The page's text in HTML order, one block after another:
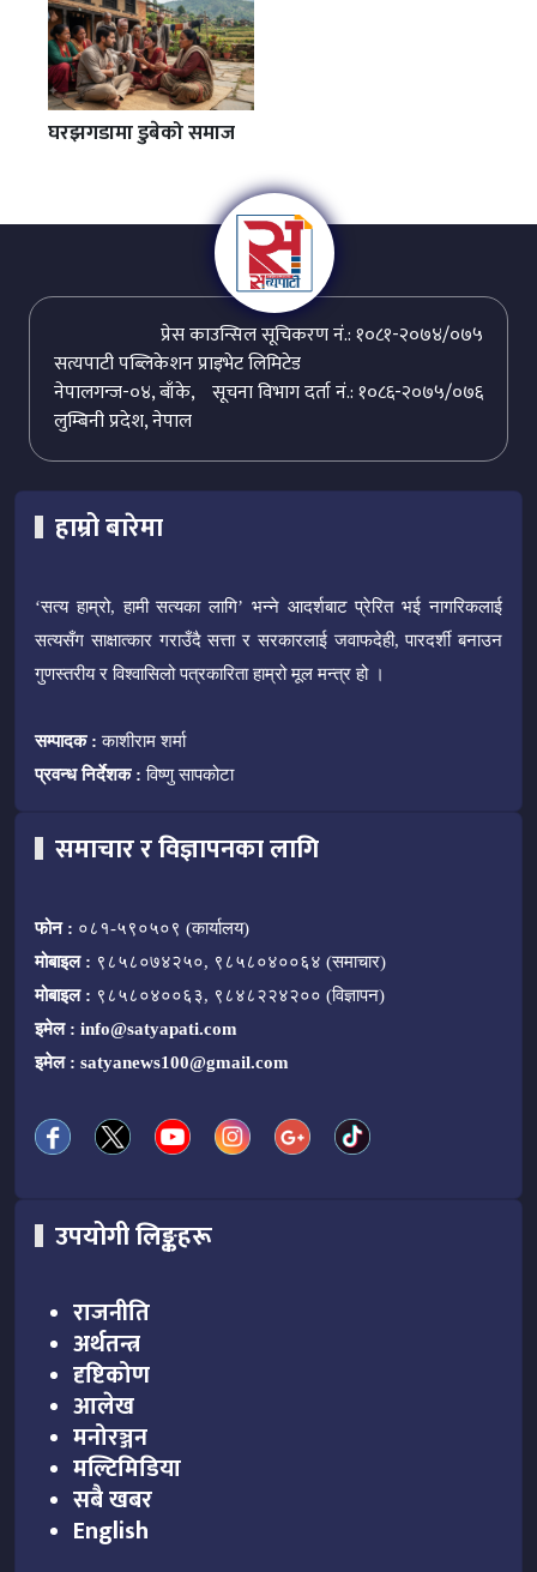
घरझगडामा डुबेको समाज
प्रेस काउन्सिल सूचिकरण नं.: १०८१-२०७४/०७५
सत्यपाटी पब्लिकेशन प्राइभेट लिमिटेड
सूचना विभाग दर्ता नं.: १०८६-२०७५/०७६
नेपालगन्ज-०४, बाँके,
लुम्बिनी प्रदेश, नेपाल
हाम्रो बारेमा
‘सत्य हाम्रो, हामी सत्यका लागि’ भन्ने आदर्शबाट प्रेरित भई नागरिकलाई
सत्यसँग साक्षात्कार गराउँदै सत्ता र सरकारलाई जवाफदेही, पारदर्शी बनाउन
गुणस्तरीय र विश्वासिलो पत्रकारिता हाम्रो मूल मन्त्र हो ।
सम्पादक : काशीराम शर्मा
प्रवन्ध निर्देशक : विष्णु सापकोटा
समाचार र विज्ञापनका लागि
फोन : ०८१-५९०५०९ (कार्यालय)
मोबाइल : ९८५८०७४२५०, ९८५८०४००६४ (समाचार)
मोबाइल : ९८५८०४००६३, ९८४८२२४२०० (विज्ञापन)
इमेल : info@satyapati.com
इमेल : satyanews100@gmail.com
उपयोगी लिङ्कहरू
राजनीति
अर्थतन्त्र
दृष्टिकोण
आलेख
मनोरञ्जन
मल्टिमिडिया
सबै खबर
English